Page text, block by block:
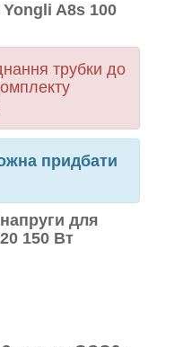
A8s 100
трубки до
придбати
для
150 Вт